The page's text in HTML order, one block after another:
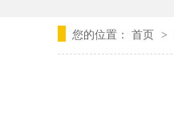
您的位置： 首页 >